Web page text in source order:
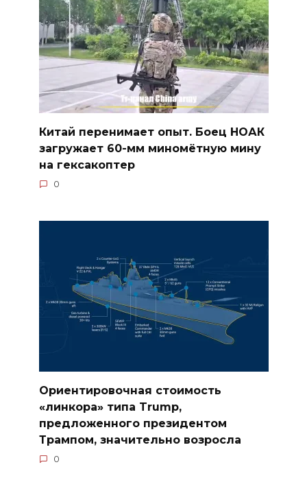
Китай перенимает опыт. Боец НОАК
загружает 60-мм миномётную мину
на гексакоптер
0
Ориентировочная стоимость
«линкора» типа Trump,
предложенного президентом
Трампом, значительно возросла
0